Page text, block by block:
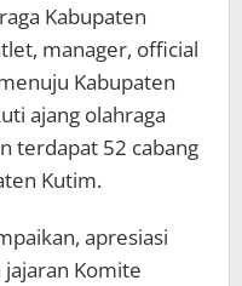
Kabupaten
manager, official
Kabupaten
ajang olahraga
terdapat 52 cabang
Kutim.
apresiasi
Komite